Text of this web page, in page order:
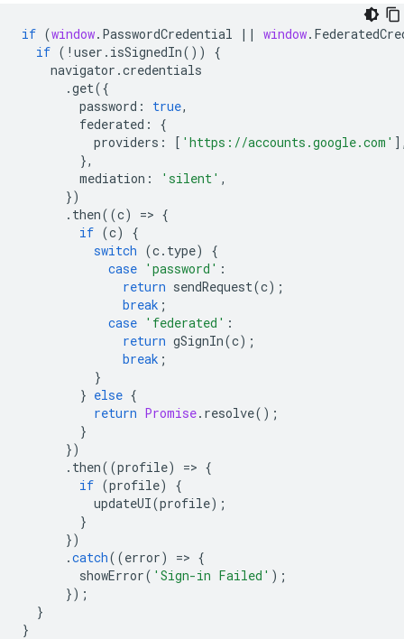
if (window. PasswordCredential || window.
if ( ! user . isSignedIn())
{
navigator .credentials
.get({
password : true,
federated :
{
providers : [ 'https://accounts.google.com'
},
mediation : 'silent' ,
})
. then((c) => {
if (c)
{
switch (c. type)
{
case 'password' :
return sendRequest(c);
break ;
case 'federated' :
return gSignIn(c);
break ;
}
} else {
return Promise. resolve();
}
})
. then((profile) => {
if (profile)
{
updateUI(profile);
}
})
.catch((error) => {
showError( 'Sign-in Failed' );
});
}
}